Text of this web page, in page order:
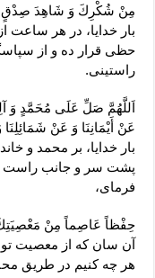
مِنْ شُكْرِكَ وَ شَاهِدَ صِدْقٍ
بار خدايا، در هر ساعت
حظى قرار ده و از
راستينى.
اَللَّهُمَّ صَلِّ عَلَى مُحَمَّدٍ وَ
عَنْ أَيْمَانِنَا وَ عَنْ
بار خدايا، بر محمد و
پشت سر و جانب
فرماى،
حِفْظاً عَاصِماً مِنْ
آن سان كه از معصيت تو
هر چه كنيم در طريق